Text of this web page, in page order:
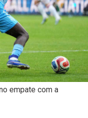
empate com a